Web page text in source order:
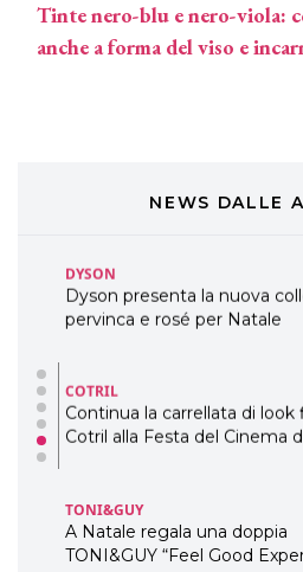
Tinte nero-blu e nero-viola:
anche a forma del viso e
NEWS DALLE
DAVINES
Davines presenta cofanetti
WELLNESS CONGRESS
DYSON
Dyson presenta la nuova
pervinca e rosé per Natale
COTRIL
Continua la carrellata di look
Cotril alla Festa del Cinema
TONI&GUY
A Natale regala una doppia
TONI&GUY “Feel Good